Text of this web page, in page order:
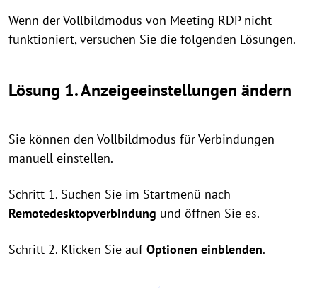
Wenn der Vollbildmodus von Meeting RDP nicht
funktioniert, versuchen Sie die folgenden Lösungen.
Lösung 1. Anzeigeeinstellungen ändern
Sie können den Vollbildmodus für Verbindungen
manuell einstellen.
Schritt 1. Suchen Sie im Startmenü nach
Remotedesktopverbindung und öffnen Sie es.
Schritt 2. Klicken Sie aufOptionen einblenden.